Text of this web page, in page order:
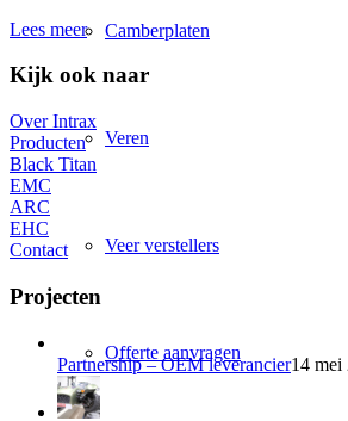
Camberplaten
Veren
Veer verstellers
Offerte aanvragen
Lees meer
Kijk ook naar
Over Intrax
Producten
Black Titan
EMC
ARC
EHC
Contact
Projecten
Partnership – OEM leverancier14 mei